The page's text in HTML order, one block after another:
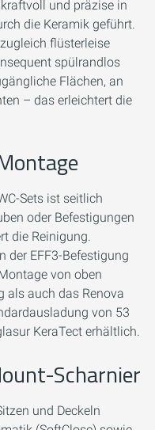
und präzise in
die Keramik geführt.
flüsterleise
spülrandlos
Flächen, an
– das erleichtert die
Sets ist seitlich
oder Befestigungen
die Reinigung.
der EFF3-Befestigung
von oben
als auch das Renova
von 53
KeraTect erhältlich.
Scharnier
und Deckeln